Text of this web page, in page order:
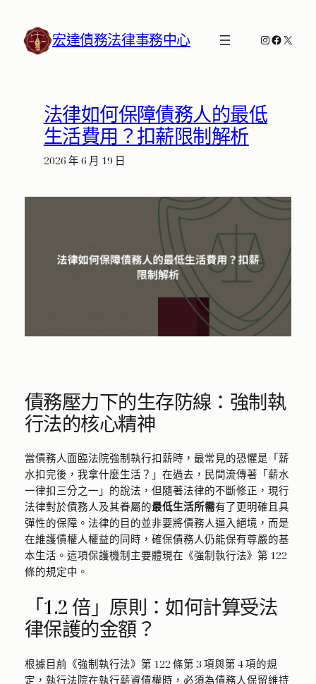
宏達債務法律事務中心 Instagram
X
法律如何保障債務人的最低
生活費用？扣薪限制解析
2026 年 6 月 19 日
債務壓力下的生存防線：強制執
行法的核心精神
當債務人面臨法院強制執行扣薪時，最常見的恐懼是「薪
水扣完後，我拿什麼生活？」在過去，民間流傳著「薪水
一律扣三分之一」的說法，但隨著法律的不斷修正，現行
法律對於債務人及其眷屬的最低生活所需有了更明確且具
彈性的保障。法律的目的並非要將債務人逼入絕境，而是
在維護債權人權益的同時，確保債務人仍能保有尊嚴的基
本生活。這項保護機制主要體現在《強制執行法》第 122
條的規定中。
「1.2 倍」原則：如何計算受法
律保護的金額？
根據目前《強制執行法》第 122 條第 3 項與第 4 項的規
定，執行法院在執行薪資債權時，必須為債務人保留維持